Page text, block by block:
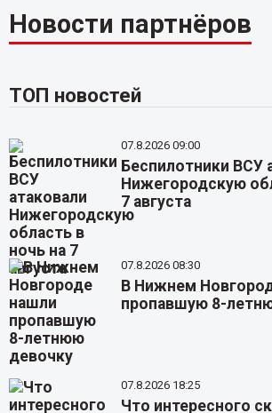
Новости партнёров
ТОП новостей
07.8.2026 09:00
Беспилотники ВСУ
Нижегородскую
7 августа
07.8.2026 08:30
В Нижнем
пропавшую 8-
07.8.2026 18:25
Что интересного